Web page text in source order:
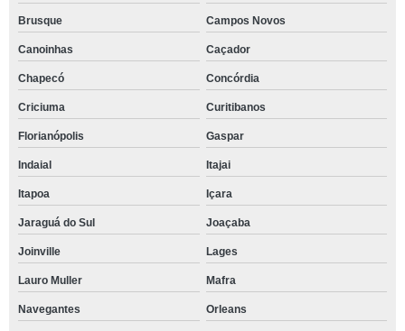
Brusque Campos Novos
Canoinhas Caçador
Chapecó Concórdia
Criciuma Curitibanos
Florianópolis Gaspar
Indaial Itajai
Itapoa Içara
Jaraguá do Sul Joaçaba
Joinville Lages
Lauro Muller Mafra
Navegantes Orleans